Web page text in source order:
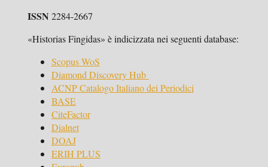
ISSN 2284-2667
«Historias Fingidas» è indicizzata nei seguenti database:
Scopus WoS
Diamond Discovery Hub
ACNP Catalogo Italiano dei Periodici
BASE
CiteFactor
Dialnet
DOAJ
ERIH PLUS